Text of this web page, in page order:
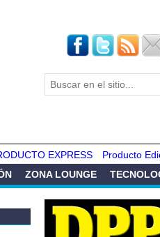
búsqueda
Buscar
Producto
EXPRESS
ZONA LOUNGE